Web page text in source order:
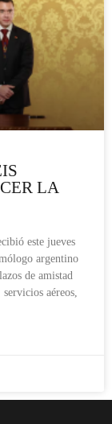
LA
este jueves
argentino
de amistad
aéreos,